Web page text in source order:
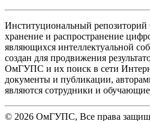
Институциональный
хранение и распространение
являющихся интеллектуальной
создан для продвижения
ОмГУПС и их поиск в сети
документы и публикации,
являются сотрудники и
© 2026 ОмГУПС, Все права